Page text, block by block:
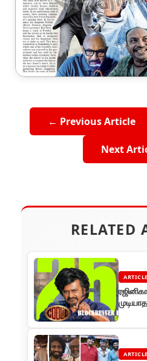
← Previous Article
Next
RELATED
ARTICLE
ARTICLE